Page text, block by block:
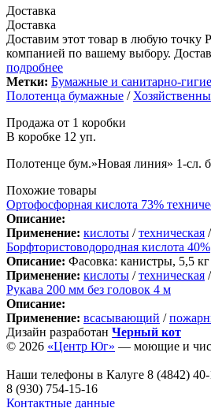
Доставка
Доставка
Доставим этот товар в любую точку
компанией по вашему выбору.
подробнее
Метки: Бумажные и санитарно-
Полотенца бумажные /
Продажа от 1 коробки
В коробке 12 уп.
Полотенце бум.»Новая линия» 1-сл.
Похожие товары
Ортофосфорная кислота 73%
Описание:
Применение: кислоты /техническая /
Борфтористоводородная кислота 40%
Описание: Фасовка: канистры, 5,5 кг
Применение: кислоты /техническая /
Рукава 200 мм без головок 4 м
Описание:
Применение: всасывающий /
Дизайн разработан Черный кот
© 2026 «Центр Юг» — моющие и
Наши телефоны в Калуге 8 (4842)
8 (930) 754-15-16
Контактные данные